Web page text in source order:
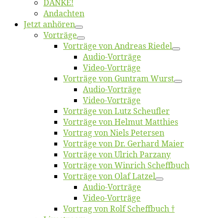
DANKE!
An­dach­ten
Jetzt an­hö­ren
Vor­trä­ge
Vor­trä­ge von An­dre­as Riedel
Au­dio-Vor­trä­ge
Vi­deo-Vor­trä­ge
Vor­trä­ge von Gun­tram Wurst
Au­dio-Vor­trä­ge
Vi­deo-Vor­trä­ge
Vor­trä­ge von Lutz Scheufler
Vor­trä­ge von Hel­mut Matthies
Vor­trag von Niels Petersen
Vor­trä­ge von Dr. Ger­hard Maier
Vor­trä­ge von Ul­rich Parzany
Vor­trä­ge von Win­rich Scheffbuch
Vor­trä­ge von Olaf Latzel
Au­dio-Vor­trä­ge
Vi­deo-Vor­trä­ge
Vor­trag von Rolf Scheffbuch †